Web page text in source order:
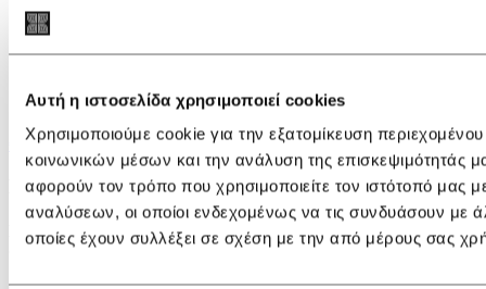
Αυτή η ιστοσελίδα χρησιμοποιεί cookies
Χρησιμοποιούμε cookie για την εξατομίκευση
κοινωνικών μέσων και την ανάλυση της επισκεψιμότητάς
αφορούν τον τρόπο που χρησιμοποιείτε τον ιστότοπό μας
αναλύσεων, οι οποίοι ενδεχομένως να τις συνδυάσουν με
οποίες έχουν συλλέξει σε σχέση με την από μέρους σας
€ 260,00
Εγγραφείτε στο newsletter
Για να λαμβάνετε νέα και ειδοποιήσεις, συμπληρώστε το e-mail
σας